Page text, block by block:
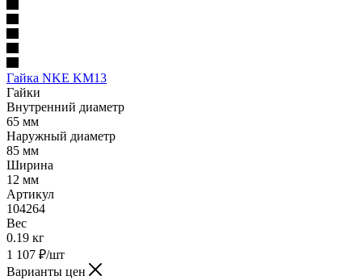
Гайка NKE KM13
Гайки
Внутренний диаметр
65 мм
Наружный диаметр
85 мм
Ширина
12 мм
Артикул
104264
Вес
0.19 кг
1 107 ₽/шт
Варианты цен